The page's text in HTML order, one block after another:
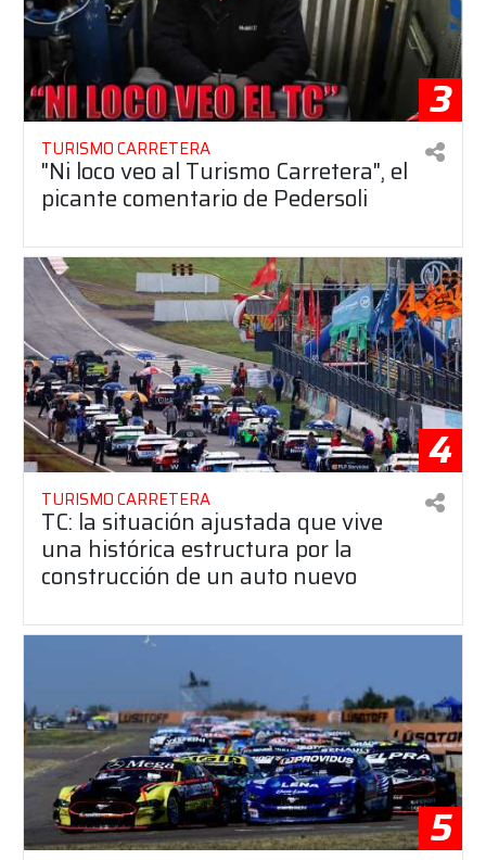
3
TURISMO CARRETERA
"Ni loco veo al Turismo Carretera", el
picante comentario de Pedersoli
4
TURISMO CARRETERA
TC: la situación ajustada que vive
una histórica estructura por la
construcción de un auto nuevo
5